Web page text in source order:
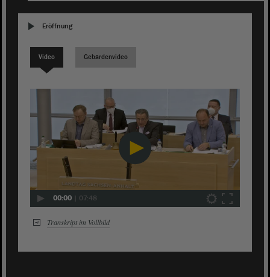
Eröffnung
Video Gebärdenvideo
00:00 07:48
Transkript im Vollbild